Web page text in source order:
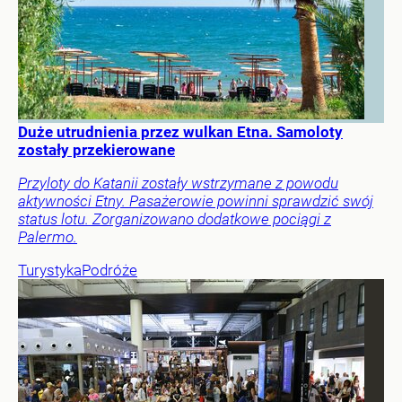
Duże utrudnienia przez wulkan Etna. Samoloty
zostały przekierowane
Przyloty do Katanii zostały wstrzymane z powodu
aktywności Etny. Pasażerowie powinni sprawdzić swój
status lotu. Zorganizowano dodatkowe pociągi z
Palermo.
TurystykaPodróże